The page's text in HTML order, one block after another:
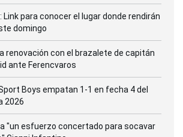
Link para conocer el lugar donde rendirán
domingo
renovación con el brazalete de capitán
ante Ferencvaros
Boys empatan 1-1 en fecha 4 del
2026
"un esfuerzo concertado para socavar